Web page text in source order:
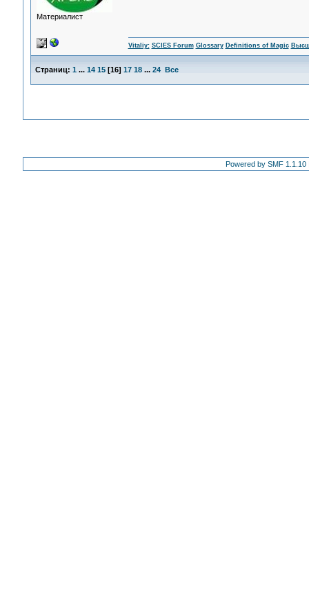
Материалист
Vitaliy: SCIES Forum Glossary Definitions of Magic
Страниц: 1 ... 14 15[16] 17 18 ... 24 Все
Powered by SMF 1.1.10